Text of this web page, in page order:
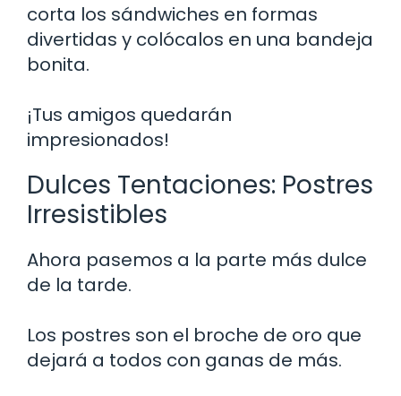
corta los sándwiches en formas
divertidas y colócalos en una bandeja
bonita.
¡Tus amigos quedarán
impresionados!
Dulces Tentaciones: Postres
Irresistibles
Ahora pasemos a la parte más dulce
de la tarde.
Los postres son el broche de oro que
dejará a todos con ganas de más.